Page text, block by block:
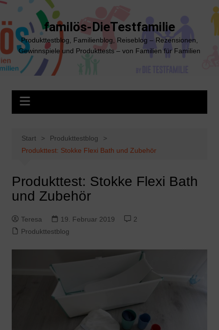
Zum
springen
familös-DieTestfamilie
Produkttestblog, Familienblog, Reiseblog – Rezensionen,
Gewinnspiele und Produkttests – von Familien für Familien
Start
Produkttestblog
Produkttest: Stokke Flexi Bath und Zubehör
Produkttest: Stokke Flexi Bath
und Zubehör
Teresa 19. Februar 2019
2
Produkttestblog